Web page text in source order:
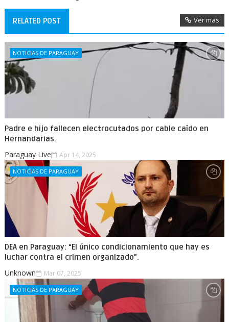
RELATED POST Ver mas
NOTICIAS DE PARAGUAY
Padre e hijo fallecen electrocutados por cable caído en
Hernandarias.
Paraguay Live Apr 14, 2025
NOTICIAS DE PARAGUAY
DEA en Paraguay: “El único condicionamiento que hay es
luchar contra el crimen organizado”.
Unknown Mar 07, 2025
NOTICIAS DE PARAGUAY